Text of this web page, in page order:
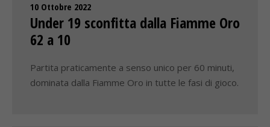
10 Ottobre 2022
Under 19 sconfitta dalla Fiamme Oro
62 a 10
Partita praticamente a senso unico per 60 minuti,
dominata dalla Fiamme Oro in tutte le fasi di gioco.